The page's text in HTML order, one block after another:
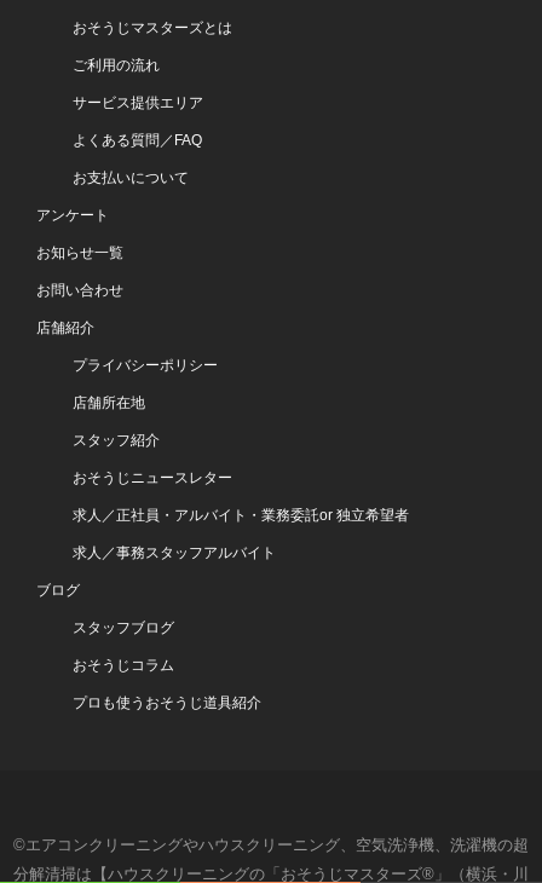
おそうじマスターズとは
ご利用の流れ
サービス提供エリア
よくある質問／FAQ
お支払いについて
アンケート
お知らせ一覧
お問い合わせ
店舗紹介
プライバシーポリシー
店舗所在地
スタッフ紹介
おそうじニュースレター
求人／正社員・アルバイト・業務委託or 独立希望者
求人／事務スタッフアルバイト
ブログ
スタッフブログ
おそうじコラム
プロも使うおそうじ道具紹介
©エアコンクリーニングやハウスクリーニング、空気洗浄機、洗濯機の超
分解清掃は【ハウスクリーニングの「おそうじマスターズ®」（横浜・川